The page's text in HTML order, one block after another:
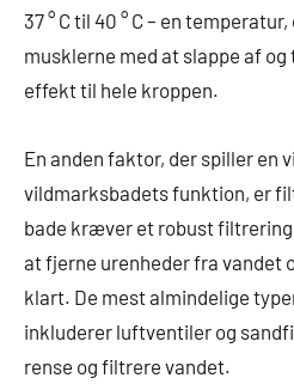
37 ° C til 40 ° C – en
musklerne med at slappe af
effekt til hele kroppen.
En anden faktor, der spiller en
vildmarksbadets funktion, er
bade kræver et robust
at fjerne urenheder fra vandet
klart. De mest almindelige
inkluderer luftventiler og
rense og filtrere vandet.